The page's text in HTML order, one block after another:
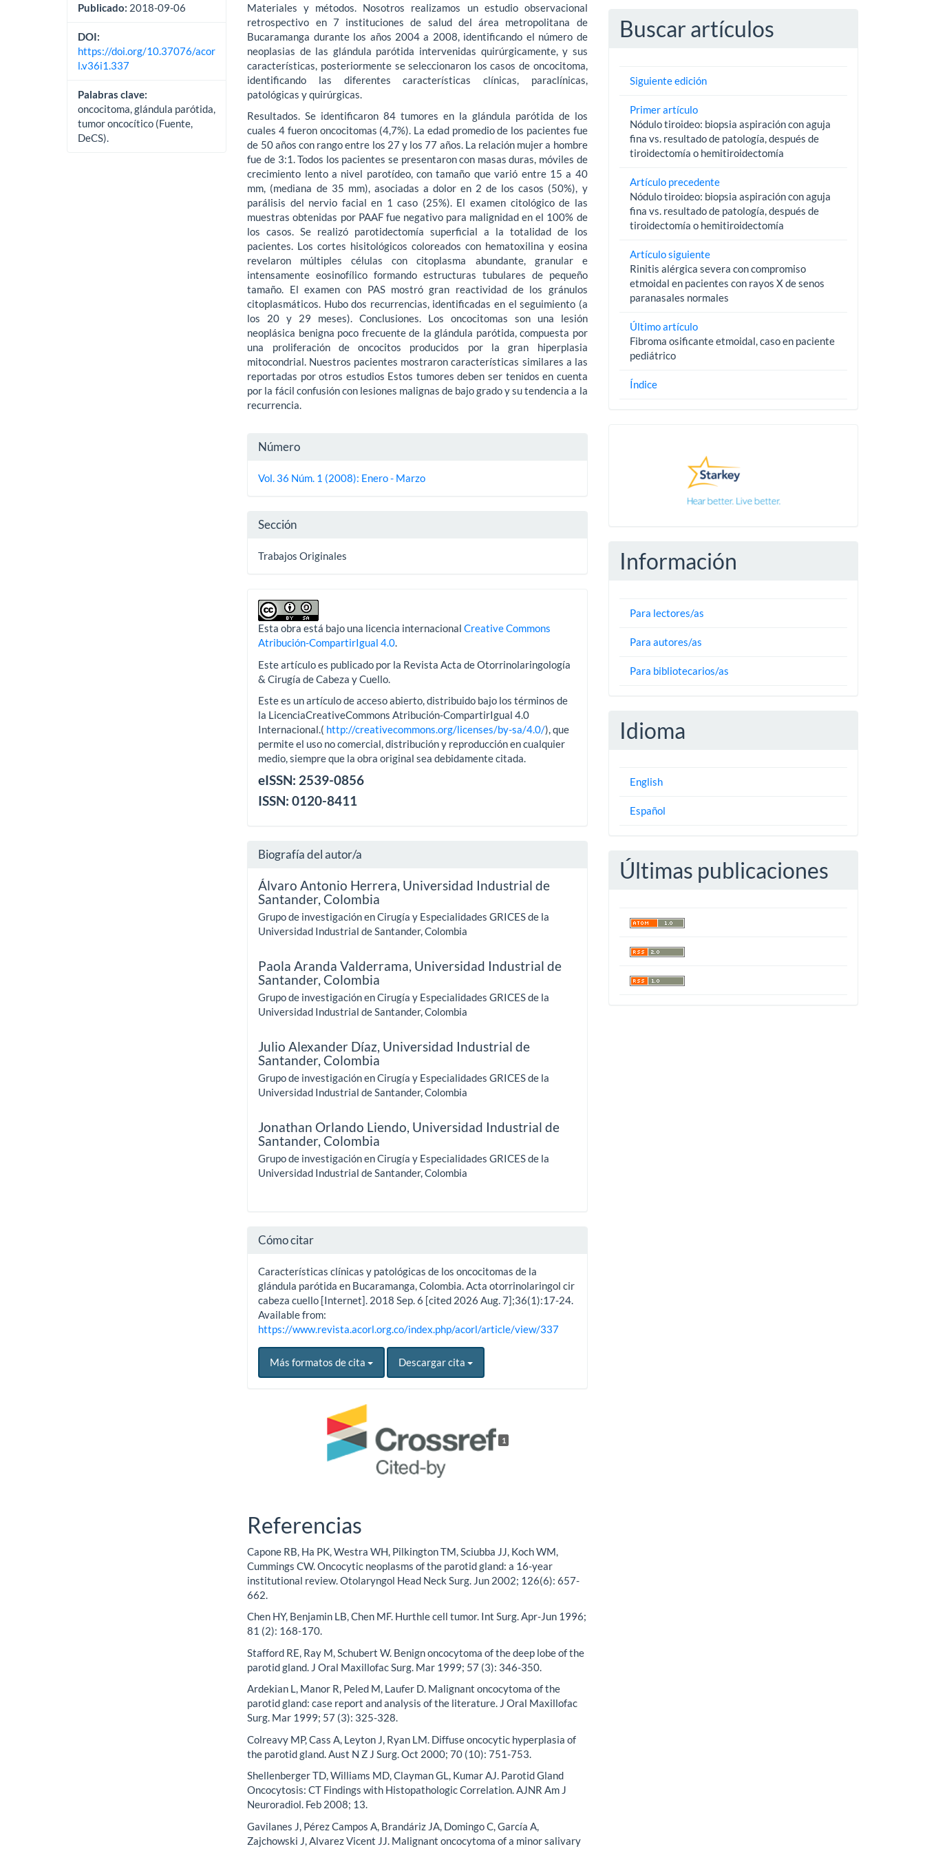
Publicado: 2018-09-06
DOI:
https://doi.org/10.37076/acor
l.v36i1.337
Palabras clave:
oncocitoma, glándula parótida,
tumor oncocítico (Fuente,
DeCS).
Materiales y métodos. Nosotros realizamos un estudio observacional
retrospectivo en 7 instituciones de salud del área metropolitana de
Bucaramanga durante los años 2004 a 2008, identificando el número de
neoplasias de las glándula parótida intervenidas quirúrgicamente, y sus
características, posteriormente se seleccionaron los casos de oncocitoma,
identificando las diferentes características clínicas, paraclínicas,
patológicas y quirúrgicas.
Resultados. Se identificaron 84 tumores en la glándula parótida de los
cuales 4 fueron oncocitomas (4,7%). La edad promedio de los pacientes fue
de 50 años con rango entre los 27 y los 77 años. La relación mujer a hombre
fue de 3:1. Todos los pacientes se presentaron con masas duras, móviles de
crecimiento lento a nivel parotídeo, con tamaño que varió entre 15 a 40
mm, (mediana de 35 mm), asociadas a dolor en 2 de los casos (50%), y
parálisis del nervio facial en 1 caso (25%). El examen citológico de las
muestras obtenidas por PAAF fue negativo para malignidad en el 100% de
los casos. Se realizó parotidectomía superficial a la totalidad de los
pacientes. Los cortes hisitológicos coloreados con hematoxilina y eosina
revelaron múltiples células con citoplasma abundante, granular e
intensamente eosinofílico formando estructuras tubulares de pequeño
tamaño. El examen con PAS mostró gran reactividad de los gránulos
citoplasmáticos. Hubo dos recurrencias, identificadas en el seguimiento (a
los 20 y 29 meses). Conclusiones. Los oncocitomas son una lesión
neoplásica benigna poco frecuente de la glándula parótida, compuesta por
una proliferación de oncocitos producidos por la gran hiperplasia
mitocondrial. Nuestros pacientes mostraron características similares a las
reportadas por otros estudios Estos tumores deben ser tenidos en cuenta
por la fácil confusión con lesiones malignas de bajo grado y su tendencia a la
recurrencia.
Detalles
del
Número
Vol. 36 Núm. 1 (2008): Enero - Marzo
Sección
Trabajos Originales
Esta obra está bajo una licencia internacionalCreative Commons
Atribución-CompartirIgual 4.0.
Este artículo es publicado por la Revista Acta de Otorrinolaringología
& Cirugía de Cabeza y Cuello.
Este es un artículo de acceso abierto, distribuido bajo los términos de
la LicenciaCreativeCommons Atribución-CompartirIgual 4.0
Internacional.( http://creativecommons.org/licenses/by-sa/4.0/), que
permite el uso no comercial, distribución y reproducción en cualquier
medio, siempre que la obra original sea debidamente citada.
eISSN: 2539-0856
ISSN: 0120-8411
Biografía del autor/a
Álvaro Antonio Herrera, Universidad Industrial de
Santander, Colombia
Grupo de investigación en Cirugía y Especialidades GRICES de la
Universidad Industrial de Santander, Colombia
Paola Aranda Valderrama, Universidad Industrial de
Santander, Colombia
Grupo de investigación en Cirugía y Especialidades GRICES de la
Universidad Industrial de Santander, Colombia
Julio Alexander Díaz, Universidad Industrial de
Santander, Colombia
Grupo de investigación en Cirugía y Especialidades GRICES de la
Universidad Industrial de Santander, Colombia
Jonathan Orlando Liendo, Universidad Industrial de
Santander, Colombia
Grupo de investigación en Cirugía y Especialidades GRICES de la
Universidad Industrial de Santander, Colombia
Cómo citar
Características clínicas y patológicas de los oncocitomas de la
glándula parótida en Bucaramanga, Colombia. Acta otorrinolaringol cir
cabeza cuello [Internet]. 2018 Sep. 6 [cited 2026 Aug. 7];36(1):17-24.
Available from:
https://www.revista.acorl.org.co/index.php/acorl/article/view/337
Más formatos de cita Descargar cita
1
Referencias
Capone RB, Ha PK, Westra WH, Pilkington TM, Sciubba JJ, Koch WM,
Cummings CW. Oncocytic neoplasms of the parotid gland: a 16-year
institutional review. Otolaryngol Head Neck Surg. Jun 2002; 126(6): 657-
662.
Chen HY, Benjamin LB, Chen MF. Hurthle cell tumor. Int Surg. Apr-Jun 1996;
81 (2): 168-170.
Stafford RE, Ray M, Schubert W. Benign oncocytoma of the deep lobe of the
parotid gland. J Oral Maxillofac Surg. Mar 1999; 57 (3): 346-350.
Ardekian L, Manor R, Peled M, Laufer D. Malignant oncocytoma of the
parotid gland: case report and analysis of the literature. J Oral Maxillofac
Surg. Mar 1999; 57 (3): 325-328.
Colreavy MP, Cass A, Leyton J, Ryan LM. Diffuse oncocytic hyperplasia of
the parotid gland. Aust N Z J Surg. Oct 2000; 70 (10): 751-753.
Shellenberger TD, Williams MD, Clayman GL, Kumar AJ. Parotid Gland
Oncocytosis: CT Findings with Histopathologic Correlation. AJNR Am J
Neuroradiol. Feb 2008; 13.
Gavilanes J, Pérez Campos A, Brandáriz JA, Domingo C, García A,
Zajchowski J, Alvarez Vicent JJ. Malignant oncocytoma of a minor salivary
Buscar artículos
Siguiente edición
Primer artículo
Nódulo tiroideo: biopsia aspiración con aguja
fina vs. resultado de patología, después de
tiroidectomía o hemitiroidectomía
Artículo precedente
Nódulo tiroideo: biopsia aspiración con aguja
fina vs. resultado de patología, después de
tiroidectomía o hemitiroidectomía
Artículo siguiente
Rinitis alérgica severa con compromiso
etmoidal en pacientes con rayos X de senos
paranasales normales
Último artículo
Fibroma osificante etmoidal, caso en paciente
pediátrico
Índice
Información
Para lectores/as
Para autores/as
Para bibliotecarios/as
Idioma
English
Español
Últimas publicaciones